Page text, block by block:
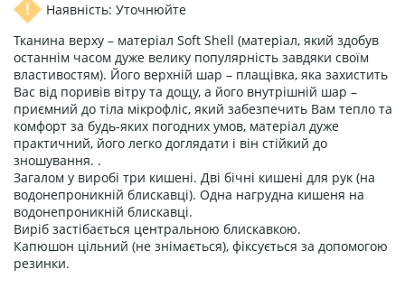
Наявність: Уточнюйте
Тканина верху – матеріал Soft Shell (матеріал, який здобув
останнім часом дуже велику популярність завдяки своїм
властивостям). Його верхній шар – плащівка, яка захистить
Вас від поривів вітру та дощу, а його внутрішній шар –
приємний до тіла мікрофліс, який забезпечить Вам тепло та
комфорт за будь-яких погодних умов, матеріал дуже
практичний, його легко доглядати і він стійкий до
зношування. .
Загалом у виробі три кишені. Дві бічні кишені для рук (на
водонепроникній блискавці). Одна нагрудна кишеня на
водонепроникній блискавці.
Виріб застібається центральною блискавкою.
Капюшон цільний (не знімається), фіксується за допомогою
резинки.